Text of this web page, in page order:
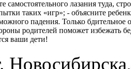
лазания туда,
таких «игр»; - объясните
падения. Только бдительное
родителей поможет избежать
ваши дети!